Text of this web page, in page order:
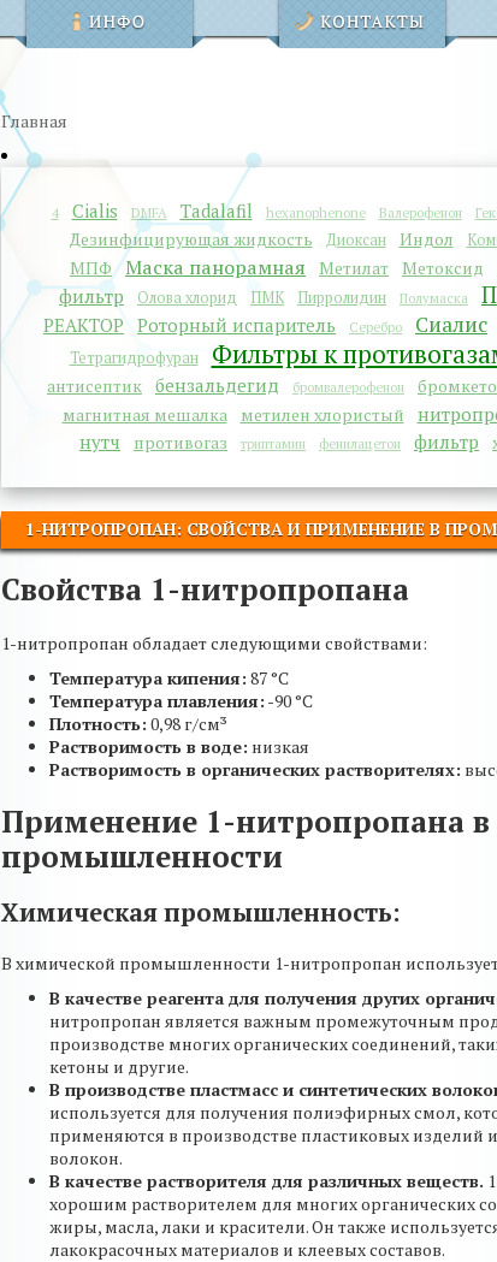
Главная
4 Cialis DMFA Tadalafil hexanophenone Валерофенон
Дезинфицирующая жидкость
Диоксан Индол
МПФ Маска панорамная Метилат Метоксид
фильтр
Олова хлорид ПМК Пирролидин Полумаска
РЕАКТОР Роторный испаритель Серебро Сиалис
Тетрагидрофуран Фильтры к
антисептик бензальдегид бромвалерофенон
магнитная мешалка метилен хлористый
нутч противогаз триптамин фенилацетон фильтр
1-НИТРОПРОПАН: СВОЙСТВА И ПРИМЕНЕНИЕ В
Свойства 1-нитропропана
1-нитропропан обладает следующими свойствами:
Температура кипения: 87 °C
Температура плавления: -90 °C
Плотность: 0,98 г/см³
Растворимость в воде: низкая
Растворимость в органических растворителях:
Применение 1-нитропропана в
промышленности
Химическая промышленность:
В химической промышленности 1-нитропропан
В качестве реагента для получения других
нитропропан является важным промежуточным
производстве многих органических соединений,
кетоны и другие.
В производстве пластмасс и синтетических
используется для получения полиэфирных смол,
применяются в производстве пластиковых изделий
волокон.
В качестве растворителя для различных веществ.
хорошим растворителем для многих органических
жиры, масла, лаки и красители. Он также
лакокрасочных материалов и клеевых составов.